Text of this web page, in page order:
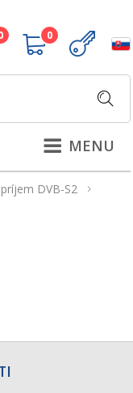
0
MENU
DVB-S2